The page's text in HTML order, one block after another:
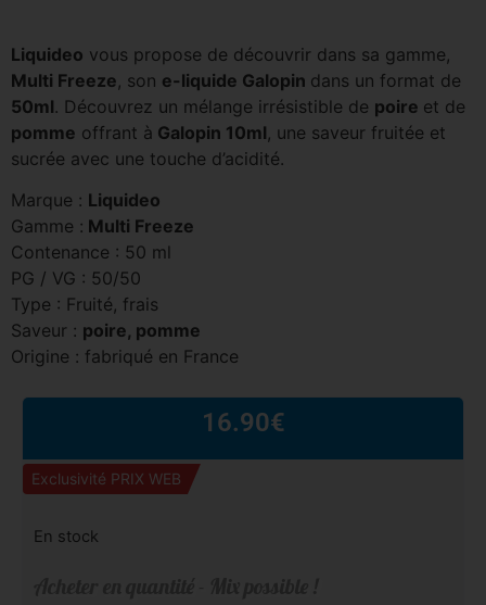
Liquideo vous propose de découvrir dans sa gamme,
Multi Freeze, son e-liquide Galopin dans un format de
50ml. Découvrez un mélange irrésistible de poire et de
pomme offrant à Galopin 10ml, une saveur fruitée et
sucrée avec une touche d’acidité.
Marque : Liquideo
Gamme : Multi Freeze
Contenance : 50 ml
PG / VG : 50/50
Type : Fruité, frais
Saveur : poire, pomme
Origine : fabriqué en France
16.90€
Exclusivité PRIX WEB
En stock